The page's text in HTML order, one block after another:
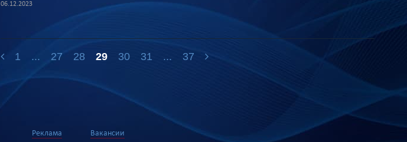
06.12.2023
1 ... 27 28 29 30 31 ... 37
Реклама Вакансии